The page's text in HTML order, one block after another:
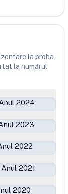
la proba
la numărul
Anul 2024
2023
2022
Anul 2021
2020